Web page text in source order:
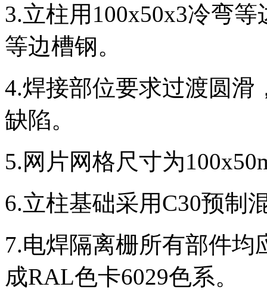
3.立柱用100x50x3冷弯
等边槽钢。
4.焊接部位要求过渡圆滑
缺陷。
5.网片网格尺寸为
6.立柱基础采用C30预制
7.电焊隔离栅所有部件
成RAL色卡6029色系。